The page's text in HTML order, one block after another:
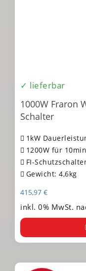
✓ lieferbar
1000W Fraron
Schalter
1kW
1200W für 10min
FI-
Gewicht: 4,6kg
415,97 €
inkl. 0% MwSt.